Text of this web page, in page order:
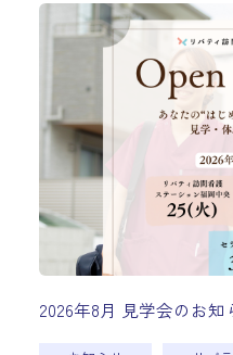
2026年8月 見学会のお知